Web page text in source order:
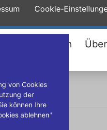
von Cookies
der
können Ihre
ablehnen"
Firmenwagen
Cookie-